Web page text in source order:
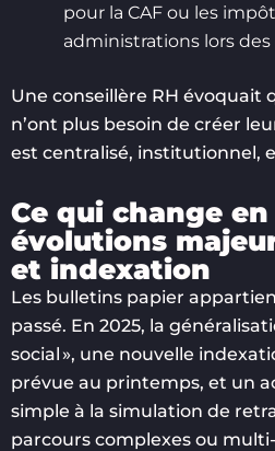
pour la CAF ou les
administrations lors
Une conseillère RH évoquait
n’ont plus besoin de créer
est centralisé, institutionnel,
Ce qui change en
évolutions
et indexation
Les bulletins papier
passé. En 2025, la
social », une nouvelle
prévue au printemps, et un
simple à la simulation de
parcours complexes ou